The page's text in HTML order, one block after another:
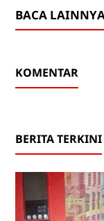
BACA
KOMENTAR
BERITA TERKINI